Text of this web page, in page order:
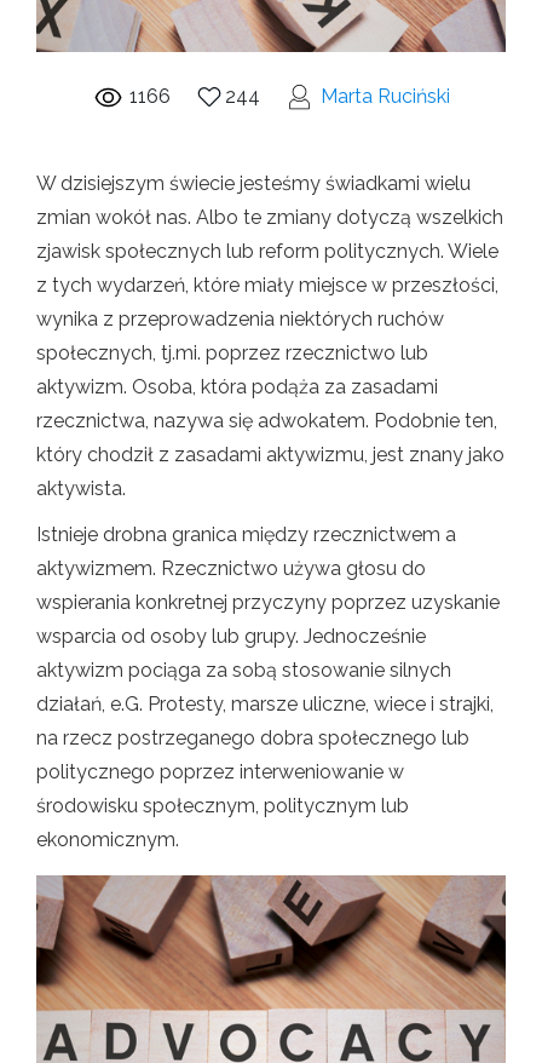
1166 244 Marta Ruciński
W dzisiejszym świecie jesteśmy świadkami wielu
zmian wokół nas. Albo te zmiany dotyczą wszelkich
zjawisk społecznych lub reform politycznych. Wiele
z tych wydarzeń, które miały miejsce w przeszłości,
wynika z przeprowadzenia niektórych ruchów
społecznych, tj.mi. poprzez rzecznictwo lub
aktywizm. Osoba, która podąża za zasadami
rzecznictwa, nazywa się adwokatem. Podobnie ten,
który chodził z zasadami aktywizmu, jest znany jako
aktywista.
Istnieje drobna granica między rzecznictwem a
aktywizmem. Rzecznictwo używa głosu do
wspierania konkretnej przyczyny poprzez uzyskanie
wsparcia od osoby lub grupy. Jednocześnie
aktywizm pociąga za sobą stosowanie silnych
działań, e.G. Protesty, marsze uliczne, wiece i strajki,
na rzecz postrzeganego dobra społecznego lub
politycznego poprzez interweniowanie w
środowisku społecznym, politycznym lub
ekonomicznym.